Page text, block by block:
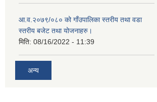
आ.व.२०७९/०८० को गाँउपालिका स्तरीय तथा वडा
स्तरीय बजेट तथा योजनाहरु।
मिति: 08/16/2022 - 11:39
अन्य